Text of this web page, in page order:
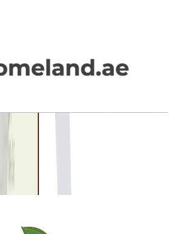
3BR+Maid, Type
1946 SQFT